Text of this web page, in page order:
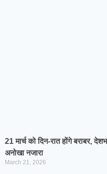
21 मार्च को दिन-रात होंगे बराबर,
अनोखा नजारा
March 21, 2026